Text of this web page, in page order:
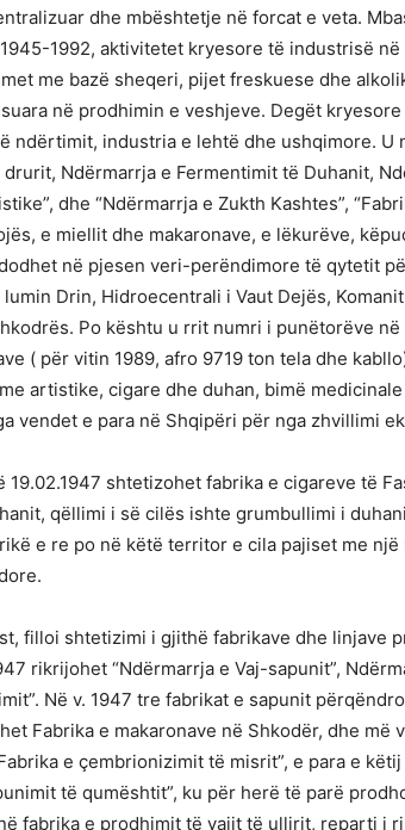
dhe mbështetje në forcat e veta.
1992, aktivitetet kryesore të industrisë
me bazë sheqeri, pijet freskuese dhe
në prodhimin e veshjeve. Degët
ndërtimit, industria e lehtë dhe ushqimore. U
Ndërmarrja e Fermentimit të Duhanit,
dhe “Ndërmarrja e Zukth Kashtes”,
e miellit dhe makaronave, e lëkurëve,
në pjesen veri-perëndimore të qytetit
Drin, Hidroecentrali i Vaut Dejës,
Po kështu u rrit numri i punëtorëve
( për vitin 1989, afro 9719 ton tela dhe
artistike, cigare dhe duhan, bimë
vendet e para në Shqipëri për nga zhvillimi
shtetizohet fabrika e cigareve të
qëllimi i së cilës ishte grumbullimi i
e re po në këtë territor e cila pajiset me
filloi shtetizimi i gjithë fabrikave dhe linjave
“Ndërmarrja e Vaj-sapunit”,
Në v. 1947 tre fabrikat e sapunit
Fabrika e makaronave në Shkodër, dhe më
e çembrionizimit të misrit”, e para e
të qumështit”, ku për herë të parë
fabrika e prodhimit të vajit të ullirit, reparti i